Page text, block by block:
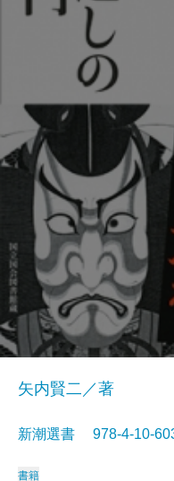
矢内賢二／著
新潮選書 978-4-10-
書籍